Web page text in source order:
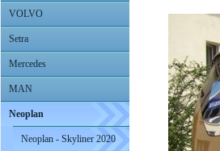
VOLVO
Setra
Mercedes
MAN
Neoplan
Neoplan - Skyliner 2020